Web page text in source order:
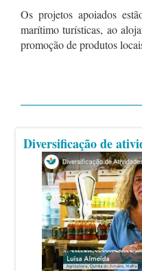
Os projetos apoiados
marítimo turísticas, ao
promoção de produtos
Diversificação de